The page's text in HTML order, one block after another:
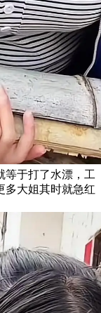
等于打了水漂，工
多大姐其时就急红